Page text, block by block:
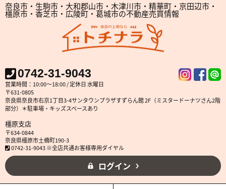
奈良市・生駒市・大和郡山市・木津川市・精華町・京田辺市・
橿原市・香芝市・広陵町・葛城市の不動産売買情報
0742-31-9043
営業時間：10:00～18:00 / 定休日 水曜日
〒631-0805
奈良県奈良市右京1丁目3-4サンタウンプラザすずらん館 2F（ミスタードーナツさん2階
部分）＊駐車場・キッズスペースあり
橿原支店
〒634-0844
奈良県橿原市土橋町190-3
0742-31-9043 ※全店共通お客様専用ダイヤル
ログイン